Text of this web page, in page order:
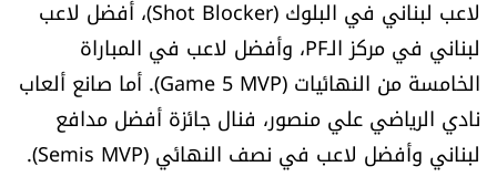
للتاريخ
فيديو
لاعب لبناني في البلوك (Shot Blocker)، أفضل لاعب
لبناني في مركز الـPF، وأفضل لاعب في المباراة
الخامسة من النهائيات (Game 5 MVP). أما صانع ألعاب
نادي الرياضي علي منصور، فنال جائزة أفضل مدافع
لبناني وأفضل لاعب في نصف النهائي (Semis MVP).